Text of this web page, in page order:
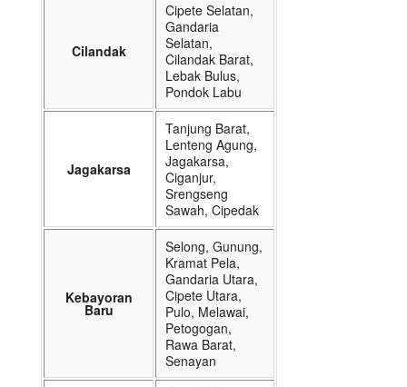
Cilandak
Cipete Selatan,
Gandaria
Selatan,
Cilandak Barat,
Lebak Bulus,
Pondok Labu
Jagakarsa
Tanjung Barat,
Lenteng Agung,
Jagakarsa,
Ciganjur,
Srengseng
Sawah, Cipedak
Kebayoran
Baru
Selong, Gunung,
Kramat Pela,
Gandaria Utara,
Cipete Utara,
Pulo, Melawai,
Petogogan,
Rawa Barat,
Senayan